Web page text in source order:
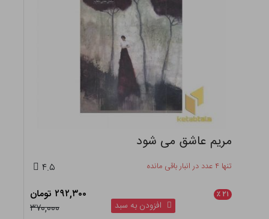
مریم عاشق می شود
تنها ۴ عدد در انبار باقی مانده ۴.۵
۲۱ ٪
۲۹۲,۳۰۰ تومان
۳۷۰,۰۰۰
افزودن به سبد